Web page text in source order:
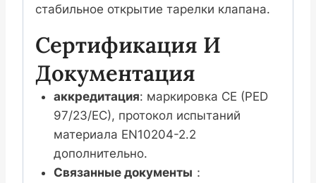
стабильное открытие тарелки клапана.
Сертификация И
Документация
аккредитация: маркировка CE (PED
97/23/EC), протокол испытаний
материала EN10204-2.2
дополнительно.
Связанные документы ：